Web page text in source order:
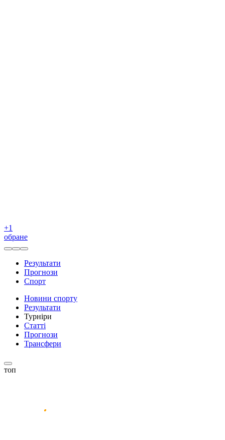
+1
обране
Результати
Прогнози
Спорт
Новини спорту
Результати
Турніри
Статті
Прогнози
Трансфери
топ